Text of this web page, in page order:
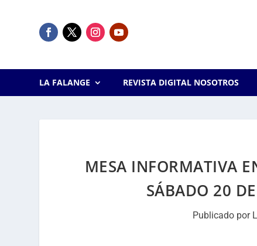
LA FALANGE REVISTA DIGITAL NOSOTROS
MESA INFORMATIVA
SÁBADO 20
Publicado por